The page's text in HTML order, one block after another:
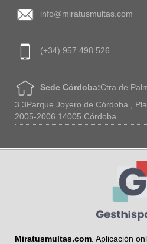
info@miratusmultas.com
(+34) 957 498 526
Sede Córdoba:Ctra de
3.3Parque Joyero de Córdoba ,
2005-2006 14005 Córdoba.
Miratusmultas.com. Aplicación